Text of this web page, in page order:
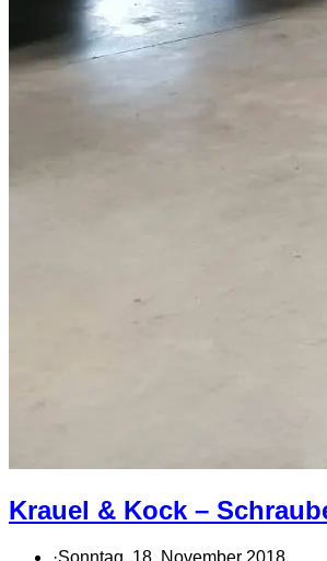
Krauel & Kock –
·Sonntag, 18. November 2018